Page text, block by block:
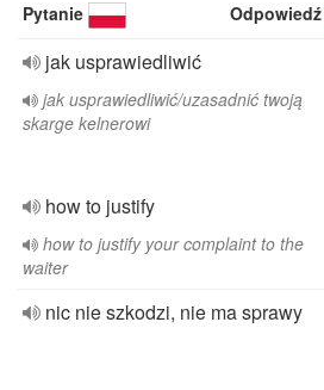
Pytanie Odpowiedź
jak usprawiedliwić
jak usprawiedliwić/uzasadnić twoją
skarge kelnerowi
how to justify
how to justify your complaint to the
waiter
nic nie szkodzi, nie ma sprawy